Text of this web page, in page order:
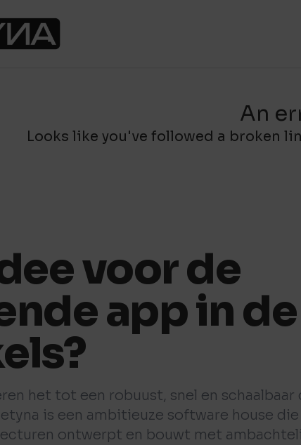
An
Looks like you've followed a broken
voor de
app in de
het tot een robuust, snel en schaalbaar
is een ambitieuze software house
ontwerpt en bouwt met